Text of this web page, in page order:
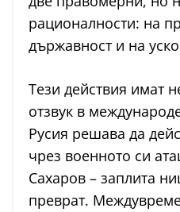
рационалности: на
държавност и на
Тези действия имат
отзвук в
Русия решава да
чрез военното си
Сахаров – заплита
преврат.